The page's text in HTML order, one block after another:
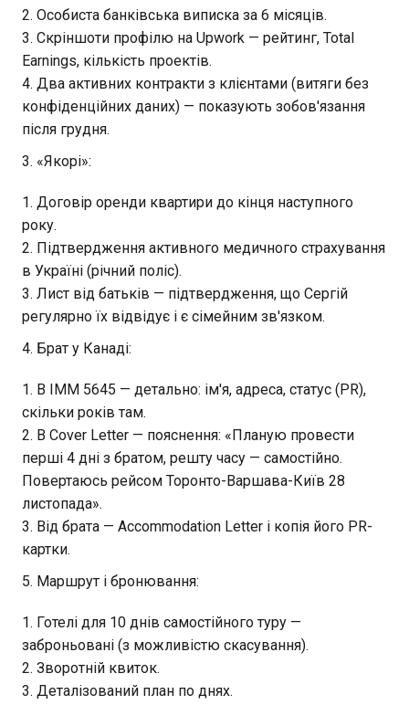
Особиста банківська виписка за 6 місяців.
Скріншоти профілю на Upwork — рейтинг, Total
Earnings, кількість проектів.
Два активних контракти з клієнтами (витяги без
конфіденційних даних) — показують зобов'язання
після грудня.
3. «Якорі»:
Договір оренди квартири до кінця наступного
року.
Підтвердження активного медичного страхування
в Україні (річний поліс).
Лист від батьків — підтвердження, що Сергій
регулярно їх відвідує і є сімейним зв'язком.
4. Брат у Канаді:
В IMM 5645 — детально: ім'я, адреса, статус (PR),
скільки років там.
В Cover Letter — пояснення: «Планую провести
перші 4 дні з братом, решту часу — самостійно.
Повертаюсь рейсом Торонто-Варшава-Київ 28
листопада».
Від брата — Accommodation Letter і копія його PR-
картки.
5. Маршрут і бронювання:
Готелі для 10 днів самостійного туру —
заброньовані (з можливістю скасування).
Зворотній квиток.
Деталізований план по днях.